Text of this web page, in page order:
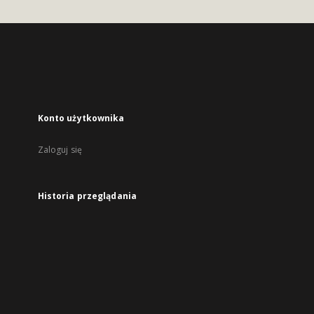
Konto użytkownika
Zaloguj się
Historia przeglądania